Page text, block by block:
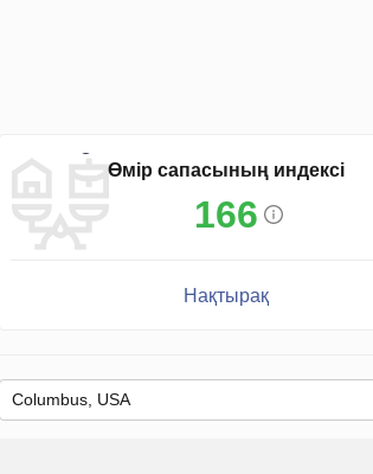
Өмір сапасының индексі
166
Нақтырақ